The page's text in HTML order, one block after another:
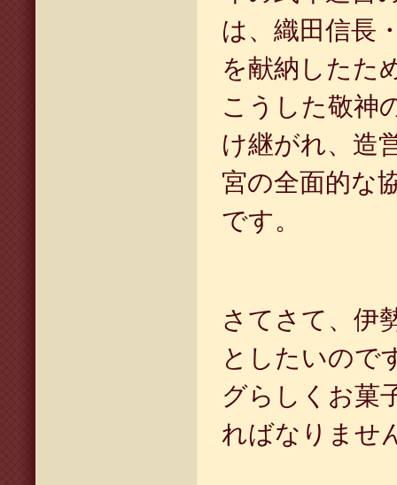
は、織田信長
を献納したた
こうした敬神
け継がれ、造
宮の全面的な
です。
さてさて、伊
としたいので
グらしくお菓
ればなりませ